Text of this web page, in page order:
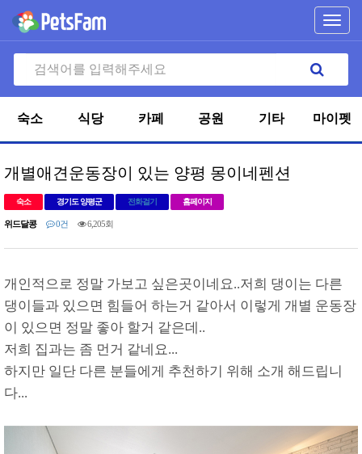
숙소 식당 카페 공원 기타 마이펫
개별애견운동장이 있는 양평 몽이네펜션
숙소 경기도 양평군 전화걸기 홈페이지
위드달콩 0건 6,205회
개인적으로 정말 가보고 싶은곳이네요..저희 댕이는 다른
댕이들과 있으면 힘들어 하는거 같아서 이렇게 개별 운동장
이 있으면 정말 좋아 할거 같은데..
저희 집과는 좀 먼거 같네요...
하지만 일단 다른 분들에게 추천하기 위해 소개 해드립니
다...